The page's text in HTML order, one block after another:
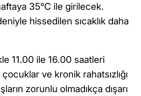
35°C ile girilecek.
hissedilen sıcaklık daha
11.00 ile 16.00 saatleri
çocuklar ve kronik rahatsızlığı
zorunlu olmadıkça dışarı